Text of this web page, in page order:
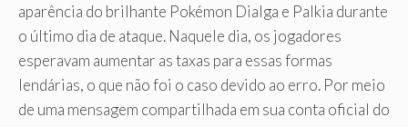
aparência do brilhante Pokémon Dialga e Palkia durante
o último dia de ataque. Naquele dia, os jogadores
esperavam aumentar as taxas para essas formas
lendárias, o que não foi o caso devido ao erro. Por meio
de uma mensagem compartilhada em sua conta oficial do